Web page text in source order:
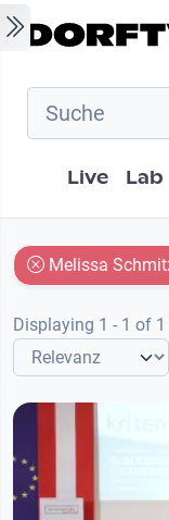
Skip to main content
Live Lab
Melissa
Displaying 1 - 1 of